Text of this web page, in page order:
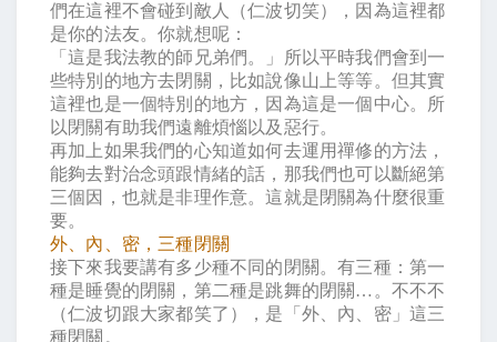
們在這裡不會碰到敵人（仁波切笑），因為這裡都
是你的法友。你就想呢：
「這是我法教的師兄弟們。」所以平時我們會到一
些特別的地方去閉關，比如說像山上等等。但其實
這裡也是一個特別的地方，因為這是一個中心。所
以閉關有助我們遠離煩惱以及惡行。
再加上如果我們的心知道如何去運用禪修的方法，
能夠去對治念頭跟情緒的話，那我們也可以斷絕第
三個因，也就是非理作意。這就是閉關為什麼很重
要。
外、內、密，三種閉關
接下來我要講有多少種不同的閉關。有三種：第一
種是睡覺的閉關，第二種是跳舞的閉關 … 。不不不
（仁波切跟大家都笑了），是「外、內、密」這三
種閉關。